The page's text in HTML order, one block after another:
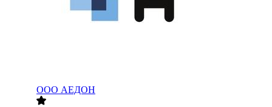
ООО АЕДОН